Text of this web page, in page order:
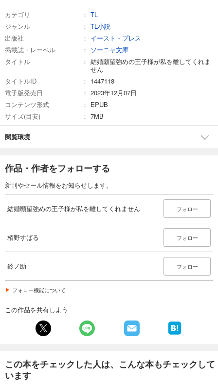
カテゴリ
TL
ジャンル
TL小説
出版社
イースト・プレス
掲載誌・レーベル
ソーニャ文庫
タイトル
結婚願望強めの王子様が私を離してくれま
せん
タイトルID
1447118
電子版発売日
2023年12月07日
コンテンツ形式
EPUB
サイズ(目安)
7MB
閲覧環境
作品・作者をフォローする
新刊やセール情報をお知らせします。
結婚願望強めの王子様が私を離してくれません フォロー
栢野すばる フォロー
鈴ノ助 フォロー
フォロー機能について
この作品を共有しよう
この本をチェックした人は、こんな本もチェックして
います